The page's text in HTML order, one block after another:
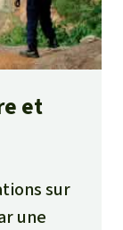
et
sur
une